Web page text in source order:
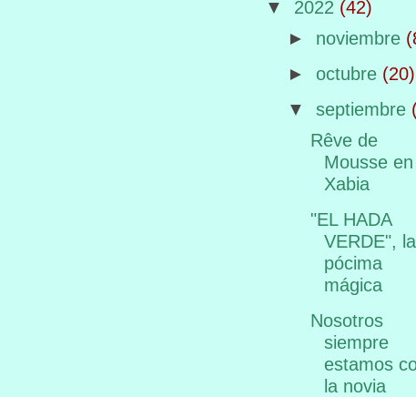
▼ 2022 (42)
► noviembre
► octubre (20)
▼ septiembre
Rêve de
Mousse en
Xabia
"EL HADA
VERDE", la
pócima
mágica
Nosotros
siempre
estamos
la novia